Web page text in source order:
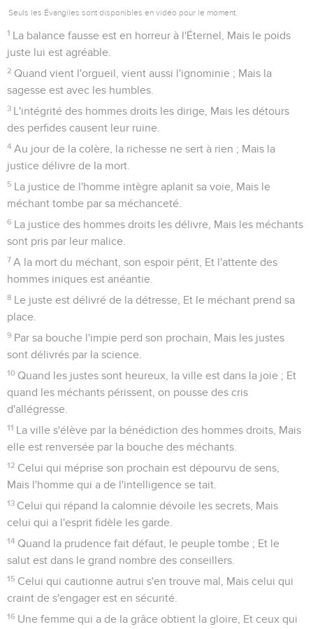
Seuls les Évangiles sont disponibles en vidéo pour le moment.
1 La balance fausse est en horreur à l'Éternel, Mais le poids
juste lui est agréable.
2 Quand vient l'orgueil, vient aussi l'ignominie ; Mais la
sagesse est avec les humbles.
3 L'intégrité des hommes droits les dirige, Mais les détours
des perfides causent leur ruine.
4 Au jour de la colère, la richesse ne sert à rien ; Mais la
justice délivre de la mort.
5 La justice de l'homme intègre aplanit sa voie, Mais le
méchant tombe par sa méchanceté.
6 La justice des hommes droits les délivre, Mais les méchants
sont pris par leur malice.
7 A la mort du méchant, son espoir périt, Et l'attente des
hommes iniques est anéantie.
8 Le juste est délivré de la détresse, Et le méchant prend sa
place.
9 Par sa bouche l'impie perd son prochain, Mais les justes
sont délivrés par la science.
10 Quand les justes sont heureux, la ville est dans la joie ; Et
quand les méchants périssent, on pousse des cris
d'allégresse.
11 La ville s'élève par la bénédiction des hommes droits, Mais
elle est renversée par la bouche des méchants.
12 Celui qui méprise son prochain est dépourvu de sens,
Mais l'homme qui a de l'intelligence se tait.
13 Celui qui répand la calomnie dévoile les secrets, Mais
celui qui a l'esprit fidèle les garde.
14 Quand la prudence fait défaut, le peuple tombe ; Et le
salut est dans le grand nombre des conseillers.
15 Celui qui cautionne autrui s'en trouve mal, Mais celui qui
craint de s'engager est en sécurité.
16 Une femme qui a de la grâce obtient la gloire, Et ceux qui